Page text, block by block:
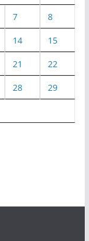
7 8
14 15
21 22
28 29